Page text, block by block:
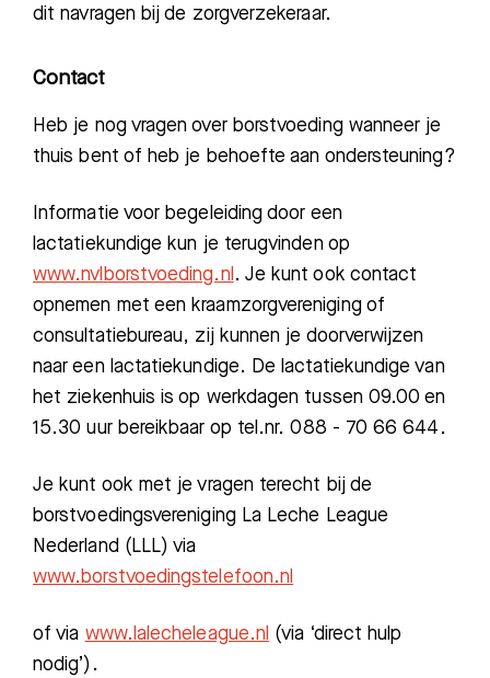
dit navragen bij de zorgverzekeraar.
Contact
Heb je nog vragen over borstvoeding wanneer je
thuis bent of heb je behoefte aan ondersteuning?
Informatie voor begeleiding door een
lactatiekundige kun je terugvinden op
www.nvlborstvoeding.nl. Je kunt ook contact
opnemen met een kraamzorgvereniging of
consultatiebureau, zij kunnen je doorverwijzen
naar een lactatiekundige. De lactatiekundige van
het ziekenhuis is op werkdagen tussen 09.00 en
15.30 uur bereikbaar op tel.nr. 088 - 70 66 644.
Je kunt ook met je vragen terecht bij de
borstvoedingsvereniging La Leche League
Nederland (LLL) via
www.borstvoedingstelefoon.nl
of via www.lalecheleague.nl (via ‘direct hulp
nodig’).